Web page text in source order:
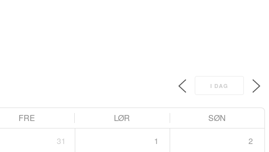
I DAG
FRE LØR
SØN
31 1 2